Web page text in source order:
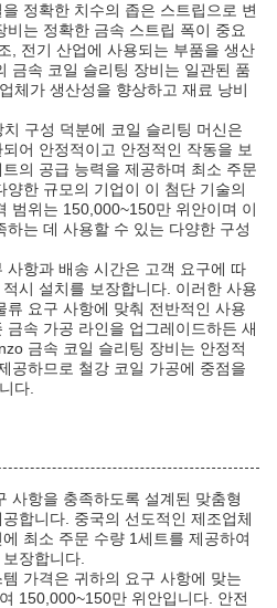
정확한 치수의 좁은 스트립으로 변
는 정확한 금속 스트립 폭이 중요
, 전기 산업에 사용되는 부품을 생산
금속 코일 슬리팅 장비는 일관된 품
체가 생산성을 향상하고 재료 낭비
구성 덕분에 코일 슬리팅 머신은
어 안정적이고 안정적인 작동을 보
의 공급 능력을 제공하며 최소 주문
한 규모의 기업이 이 첨단 기술의
범위는 150,000~150만 위안이며 이
는 데 사용할 수 있는 다양한 구성
사항과 배송 시간은 고객 요구에 따
시 설치를 보장합니다. 이러한 사용
류 요구 사항에 맞춰 전반적인 사용
속 가공 라인을 업그레이드하든 새
금속 코일 슬리팅 장비는 안정적
공하므로 철강 코일 가공에 중점을
다.
사항을 충족하도록 설계된 맞춤형
합니다. 중국의 선도적인 제조업체
최소 주문 수량 1세트를 제공하여
장합니다.
가격은 귀하의 요구 사항에 맞는
150,000~150만 위안입니다. 안전